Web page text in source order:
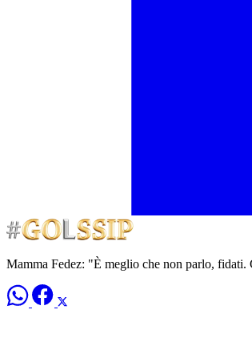
Mamma Fedez: "È meglio che non parlo, fidati.